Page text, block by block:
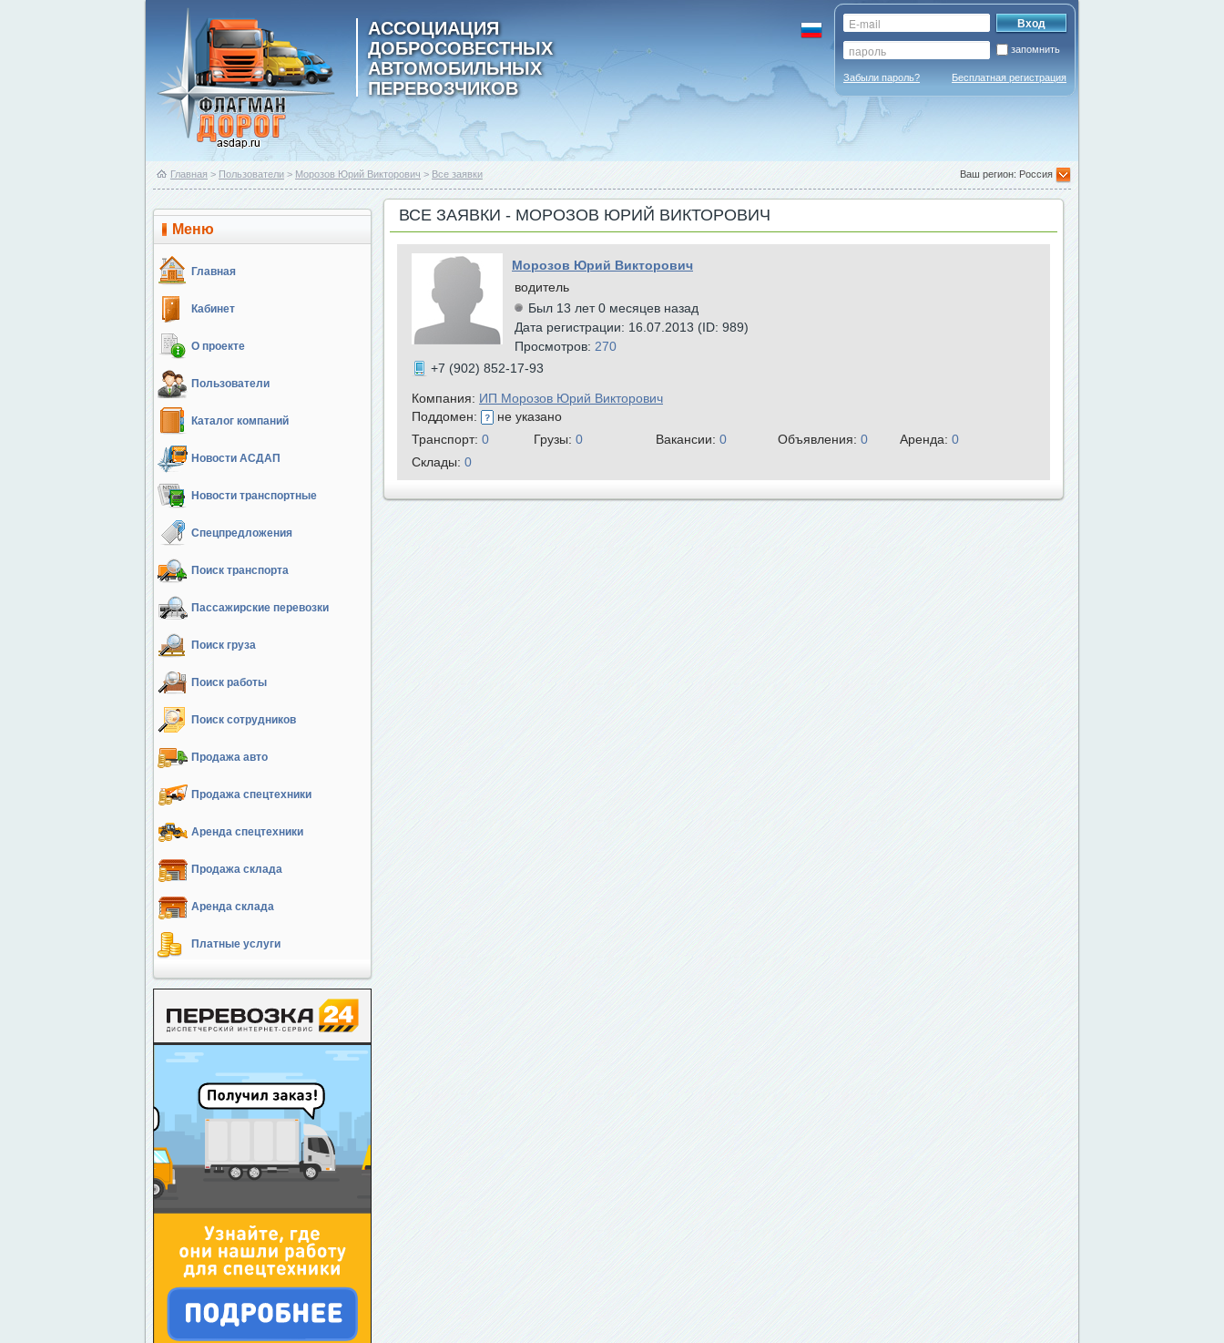
АССОЦИАЦИЯ
ДОБРОСОВЕСТНЫХ
АВТОМОБИЛЬНЫХ
ПЕРЕВОЗЧИКОВ
запомнить
Забыли пароль? Бесплатная регистрация
Главная > Пользователи > Морозов Юрий Викторович > Все заявки Ваш регион: Россия
Меню
Главная
Кабинет
О проекте
Пользователи
Каталог компаний
Новости АСДАП
Новости транспортные
Спецпредложения
Поиск транспорта
Пассажирские перевозки
Поиск груза
Поиск работы
Поиск сотрудников
Продажа авто
Продажа спецтехники
Аренда спецтехники
Продажа склада
Аренда склада
Платные услуги
ВСЕ ЗАЯВКИ - МОРОЗОВ ЮРИЙ ВИКТОРОВИЧ
Морозов Юрий Викторович
водитель
Был 13 лет 0 месяцев назад
Дата регистрации: 16.07.2013 (ID: 989)
Просмотров: 270
+7 (902) 852-17-93
Компания: ИП Морозов Юрий Викторович
Поддомен:
не указано
Транспорт: 0 Грузы: 0 Вакансии: 0 Объявления: 0 Аренда: 0
Склады: 0